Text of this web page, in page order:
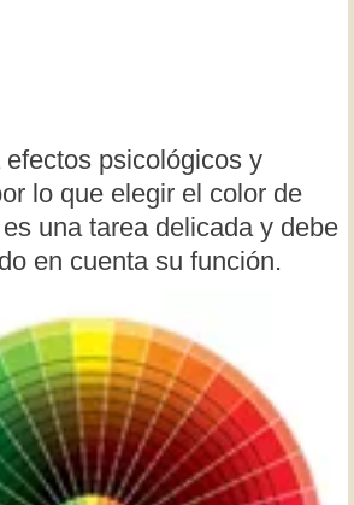
psicológicos y
lo que elegir el color de
una tarea delicada y debe
en cuenta su función.